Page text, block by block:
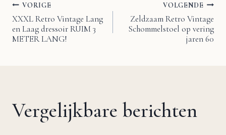
Bericht
navigatie
VORIGE
XXXL Retro Vintage Lang
en Laag dressoir RUIM 3
METER LANG!
VOLGENDE
Zeldzaam Retro Vintage
Schommelstoel op vering
jaren 60
Vergelijkbare berichten